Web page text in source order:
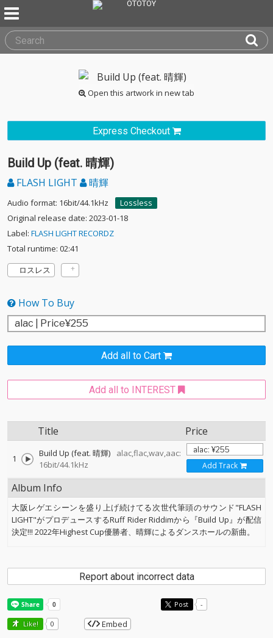
Open this artwork in new tab
Express Checkout
Build Up (feat. 晴輝)
FLASH LIGHT 晴輝
Audio format: 16bit/44.1kHz
Lossless
Original release date: 2023-01-18
Label: FLASH LIGHT RECORDZ
Total runtime: 02:41
ロスレス
How To Buy
Add all to Cart
Add all to INTEREST
Title Price
1 Build Up (feat. 晴輝)
alac,flac,wav,aac:
16bit/44.1kHz
Add Track
Album Info
大阪レゲエシーンを盛り上げ続けてる次世代筆頭のサウンド"FLASH
LIGHT"がプロデュースするRuff Rider Riddimから『Build Up』が配信
決定!!! 2022年Highest Cup優勝者、晴輝によるダンスホールの新曲。
Report about incorrect data
Post -
Like! 0 Embed